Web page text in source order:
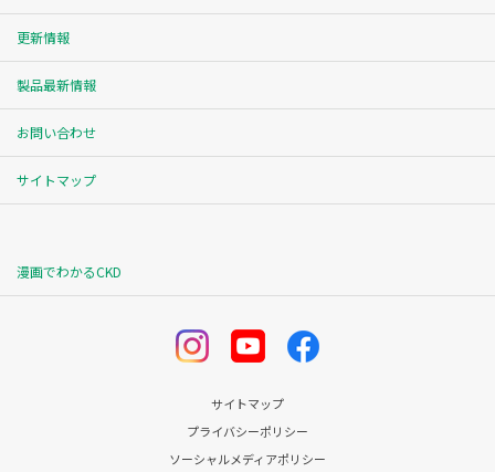
更新情報
製品最新情報
お問い合わせ
サイトマップ
漫画でわかるCKD
サイトマップ
プライバシーポリシー
ソーシャルメディアポリシー